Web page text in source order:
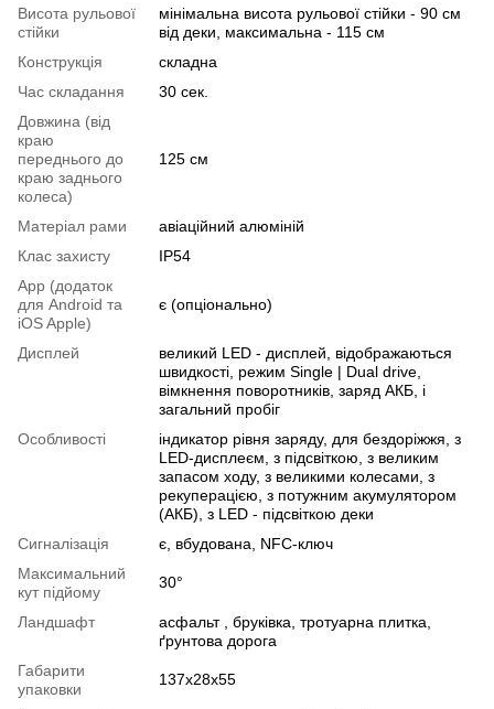
Висота рульової
стійки
мінімальна висота рульової стійки - 90 см
від деки, максимальна - 115 см
Конструкція
складна
Час складання
30 сек.
Довжина (від
краю
переднього до
краю заднього
колеса)
125 см
Матеріал рами
авіаційний алюміній
Клас захисту
IP54
App (додаток
для Android та
iOS Apple)
є (опціонально)
Дисплей
великий LED - дисплей, відображаються
швидкості, режим Single | Dual drive,
вімкнення поворотників, заряд АКБ, і
загальний пробіг
Особливості
індикатор рівня заряду, для бездоріжжя, з
LED-дисплеєм, з підсвіткою, з великим
запасом ходу, з великими колесами, з
рекуперацією, з потужним акумулятором
(АКБ), з LED - підсвіткою деки
Сигналізація
є, вбудована, NFC-ключ
Максимальний
кут підйому
30°
Ландшафт
асфальт , бруківка, тротуарна плитка,
ґрунтова дорога
Габарити
упаковки
137х28х55